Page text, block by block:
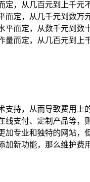
定，从几百元到上千元
而定，从几千元到数万
平而定，从数千元到数
量而定，从几百元到上
持，从而导致费用上
支付、定制产品等，
专业和独特的网站，
新功能，那么维护费